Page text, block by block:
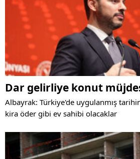
Dar gelirliye konut
Albayrak: Türkiye'de uygulanmış
kira öder gibi ev sahibi olacaklar